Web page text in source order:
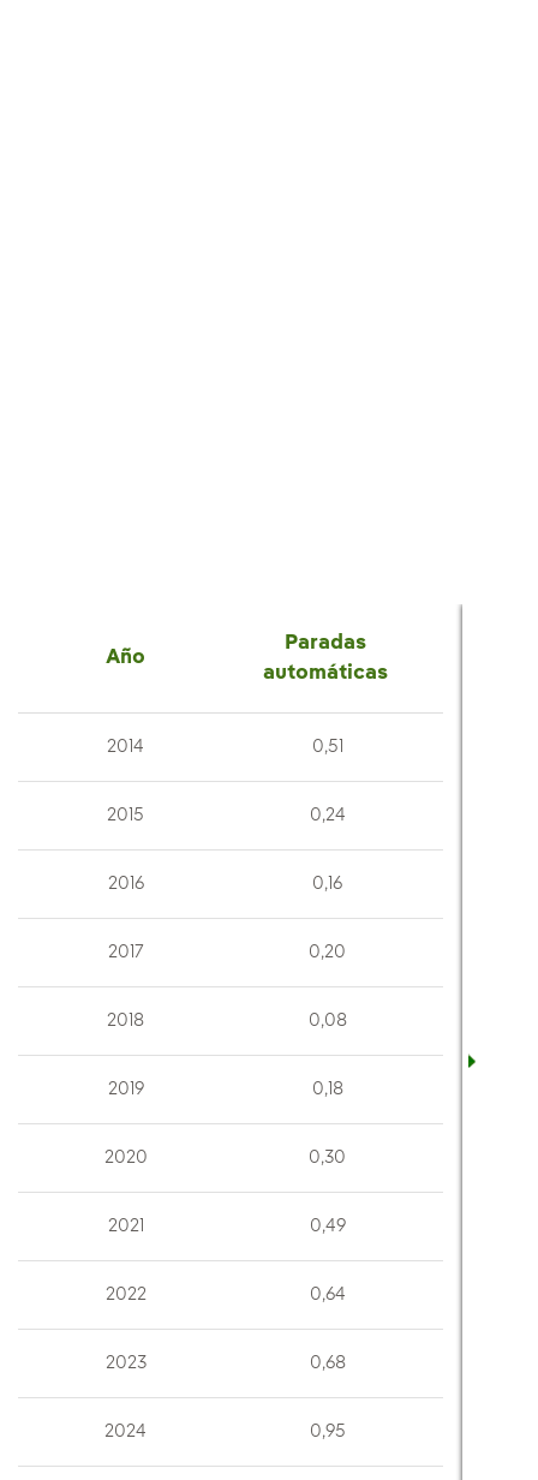
Año
Paradas
automáticas
2014 0,51
2015 0,24
2016 0,16
2017 0,20
2018 0,08
2019 0,18
2020 0,30
2021 0,49
2022 0,64
2023 0,68
2024 0,95